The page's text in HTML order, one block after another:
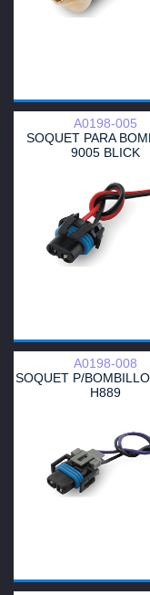
A0198-005
SOQUET PARA
9005 BLICK
A0198-008
SOQUET P/
H889